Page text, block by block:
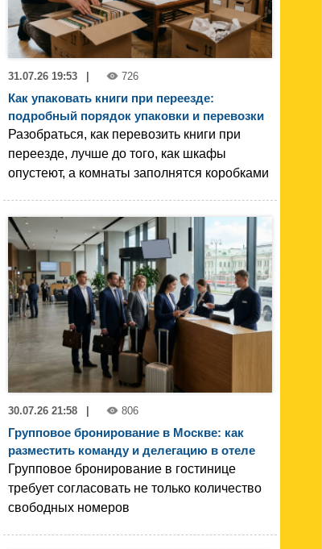
31.07.26 19:53 | 726
Как упаковать книги при переезде:
подробный порядок упаковки и перевозки
Разобраться, как перевозить книги при
переезде, лучше до того, как шкафы
опустеют, а комнаты заполнятся коробками
30.07.26 21:58 806
Групповое бронирование в Москве: как
разместить команду и делегацию в отеле
Групповое бронирование в гостинице
требует согласовать не только количество
свободных номеров